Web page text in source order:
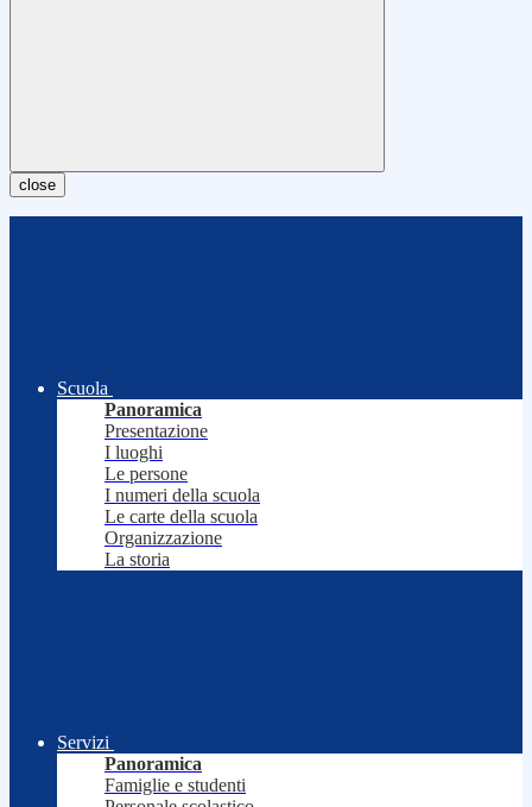
close
Scuola
Panoramica
Presentazione
I luoghi
Le persone
I numeri della scuola
Le carte della scuola
Organizzazione
La storia
Servizi
Panoramica
Famiglie e studenti